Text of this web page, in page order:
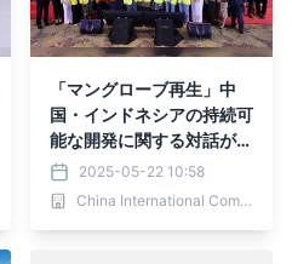
「マングローブ再生」中
国・インドネシアの持続可
能な開発に関する対話がジ
ャカルタで開催
2025-05-22 10:58
China International Communications Group